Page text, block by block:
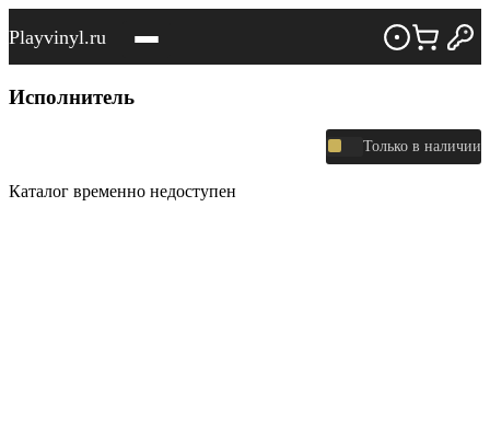
Playvinyl.ru
Исполнитель
Только в наличии
Каталог временно недоступен